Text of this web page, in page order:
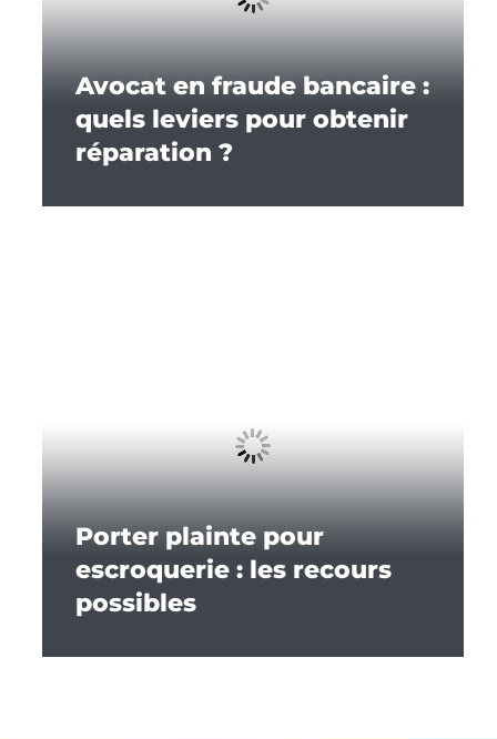
Avocat en fraude bancaire :
quels leviers pour obtenir
réparation ?
Porter plainte pour
escroquerie : les recours
possibles